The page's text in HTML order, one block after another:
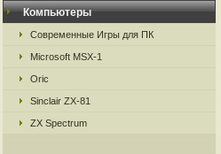
Компьютеры
Современные Игры для ПК
Microsoft MSX-1
Oric
Sinclair ZX-81
ZX Spectrum